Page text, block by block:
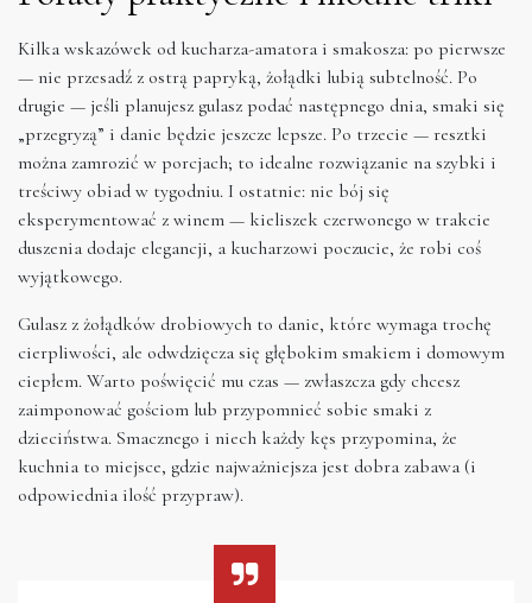
Kilka wskazówek od kucharza-amatora i smakosza: po pierwsze
— nie przesadź z ostrą papryką, żołądki lubią subtelność. Po
drugie — jeśli planujesz gulasz podać następnego dnia, smaki się
„przegryzą” i danie będzie jeszcze lepsze. Po trzecie — resztki
można zamrozić w porcjach; to idealne rozwiązanie na szybki i
treściwy obiad w tygodniu. I ostatnie: nie bój się
eksperymentować z winem — kieliszek czerwonego w trakcie
duszenia dodaje elegancji, a kucharzowi poczucie, że robi coś
wyjątkowego.
Gulasz z żołądków drobiowych to danie, które wymaga trochę
cierpliwości, ale odwdzięcza się głębokim smakiem i domowym
ciepłem. Warto poświęcić mu czas — zwłaszcza gdy chcesz
zaimponować gościom lub przypomnieć sobie smaki z
dzieciństwa. Smacznego i niech każdy kęs przypomina, że
kuchnia to miejsce, gdzie najważniejsza jest dobra zabawa (i
odpowiednia ilość przypraw).